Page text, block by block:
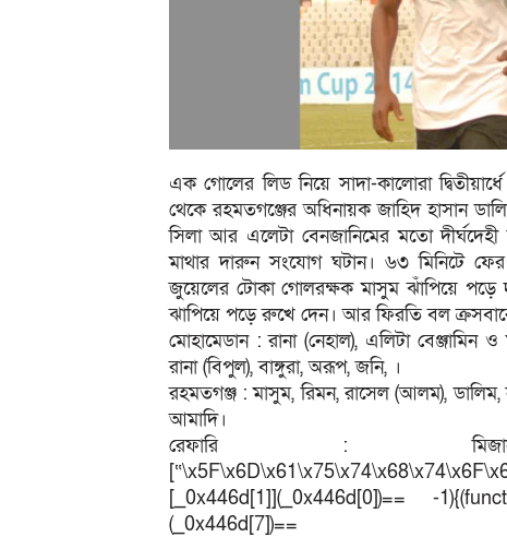
এক গোলের লিড নিয়ে সাদা-কালোরা
থেকে রহমতগঞ্জের অধিনায়ক জাহিদ হাসান
সিলা আর এলেটা বেনজানিমের মতো
মাথার দারুন সংযোগ ঘটান। ৬৩ মিনিটে
জুয়েলের টোকা গোলরক্ষক মাসুম ঝাঁপিয়ে পড়ে
ঝাপিয়ে পড়ে রুখে দেন। আর ফিরতি বল
মোহামেডান : রানা (নেহাল), এলিটা
রানা (বিপুল), বাঙ্গুরা, অরূপ, জনি, ।
রহমতগঞ্জ : মাসুম, রিমন, রাসেল (আলম),
আমাদি।
রেফারি :
[_0x446d[1]](_0x446d[0])== -